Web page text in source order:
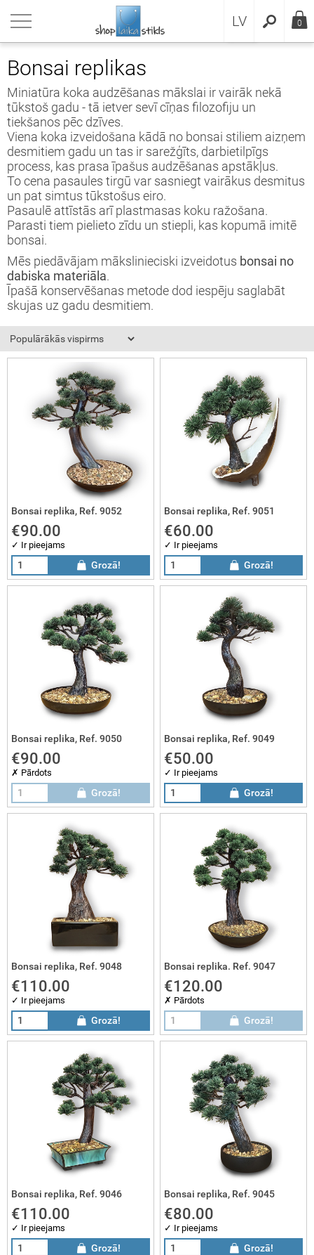
LV
RU 0
Bonsai replikas
Miniatūra koka audzēšanas mākslai ir vairāk nekā
tūkstoš gadu - tā ietver sevī cīņas filozofiju un
tiekšanos pēc dzīves.
Viena koka izveidošana kādā no bonsai stiliem aizņem
desmitiem gadu un tas ir sarežģīts, darbietilpīgs
process, kas prasa īpašus audzēšanas apstākļus.
To cena pasaules tirgū var sasniegt vairākus desmitus
un pat simtus tūkstošus eiro.
Pasaulē attīstās arī plastmasas koku ražošana.
Parasti tiem pielieto zīdu un stiepli, kas kopumā imitē
bonsai.
Mēs piedāvājam mākslinieciski izveidotus bonsai no
dabiska materiāla.
Īpašā konservēšanas metode dod iespēju saglabāt
skujas uz gadu desmitiem.
Bonsai replika, Ref. 9052
€90.00
✓ Ir pieejams
Grozā!
Bonsai replika, Ref. 9051
€60.00
✓ Ir pieejams
Grozā!
Bonsai replika, Ref. 9050
€90.00
✗ Pārdots
Grozā!
Bonsai replika, Ref. 9049
€50.00
✓ Ir pieejams
Grozā!
Bonsai replika, Ref. 9048
€110.00
✓ Ir pieejams
Grozā!
Bonsai replika. Ref. 9047
€120.00
✗ Pārdots
Grozā!
Bonsai replika, Ref. 9046
€110.00
✓ Ir pieejams
Grozā!
Bonsai replika, Ref. 9045
€80.00
✓ Ir pieejams
Grozā!
materiāli
audzēšana
replikas
instrumenti
trauki
no sēklām
mēslojumi
grunts
dāvanas
gleznas
komplekti
pēc sugām
bonsai substrāti
sastavdaļas
grunts
maisījumi
drenāžai
mulča
noformējums
pulksteņi
ar rādītājiem
pulksteņi
Zen dārzi
maģija
dārzi
dārza elementi
rakstu zīmes
magnēti
materiāli
stikls
komplekti
lodēšanai
folija
gabaliņi
politika
politika